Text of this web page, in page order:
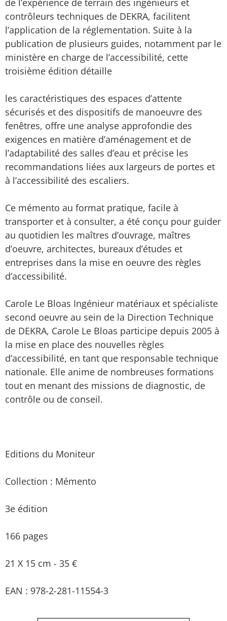
de l’expérience de terrain des ingénieurs et
contrôleurs techniques de DEKRA, facilitent
l’application de la réglementation. Suite à la
publication de plusieurs guides, notamment par le
ministère en charge de l’accessibilité, cette
troisième édition détaille
les caractéristiques des espaces d’attente
sécurisés et des dispositifs de manoeuvre des
fenêtres, offre une analyse approfondie des
exigences en matière d’aménagement et de
l’adaptabilité des salles d’eau et précise les
recommandations liées aux largeurs de portes et
à l’accessibilité des escaliers.
Ce mémento au format pratique, facile à
transporter et à consulter, a été conçu pour guider
au quotidien les maîtres d’ouvrage, maîtres
d’oeuvre, architectes, bureaux d’études et
entreprises dans la mise en oeuvre des règles
d’accessibilité.
Carole Le Bloas Ingénieur matériaux et spécialiste
second oeuvre au sein de la Direction Technique
de DEKRA, Carole Le Bloas participe depuis 2005 à
la mise en place des nouvelles règles
d’accessibilité, en tant que responsable technique
nationale. Elle anime de nombreuses formations
tout en menant des missions de diagnostic, de
contrôle ou de conseil.
Editions du Moniteur
Collection : Mémento
3e édition
166 pages
21 X 15 cm - 35 €
EAN : 978-2-281-11554-3